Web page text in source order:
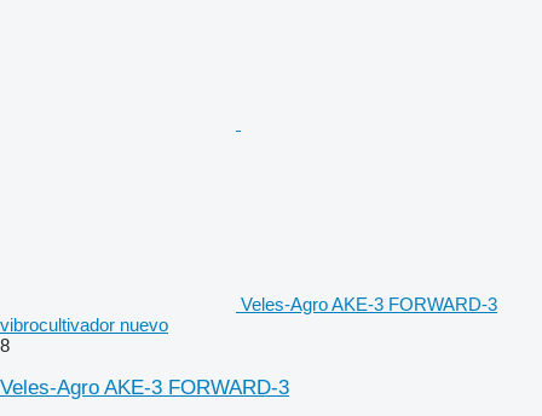
Veles-Agro AKE-3 FORWARD-3
vibrocultivador nuevo
8
Veles-Agro AKE-3 FORWARD-3